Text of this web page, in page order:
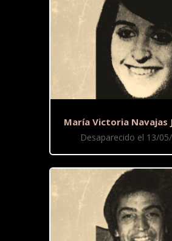
María Victoria Navajas
Desaparecido el 13/